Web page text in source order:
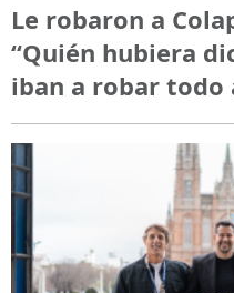
Le robaron a
“Quién hubiera
iban a robar todo